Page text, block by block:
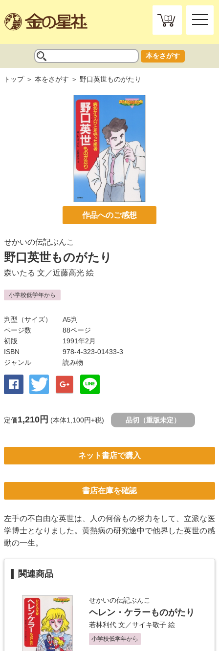
toggle
本をさがす
トップ 本をさがす 野口英世ものがたり
作品へのご感想
せかいの伝記ぶんこ
野口英世ものがたり
森いたる 文／近藤高光 絵
小学校低学年から
判型（サイズ）
A5判
ページ数
88ページ
初版
1991年2月
ISBN
978-4-323-01433-3
ジャンル
読み物
定価1,210円 (本体1,100円+税) 品切（重版未定）
ネット書店で購入
書店在庫を確認
左手の不自由な英世は、人の何倍もの努力をして、立派な医
学博士となりました。黄熱病の研究途中で他界した英世の感
動の一生。
関連商品
せかいの伝記ぶんこ
ヘレン・ケラーものがたり
若林利代 文／サイキ敬子 絵
小学校低学年から